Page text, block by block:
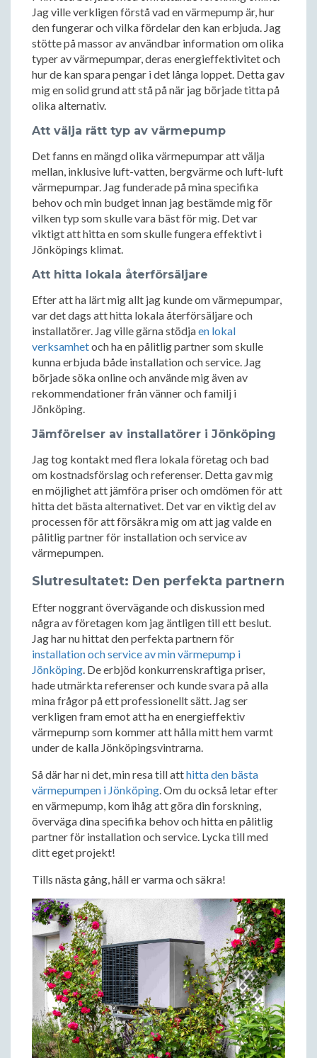
Jag ville verkligen förstå vad en värmepump är, hur
den fungerar och vilka fördelar den kan erbjuda. Jag
stötte på massor av användbar information om olika
typer av värmepumpar, deras energieffektivitet och
hur de kan spara pengar i det långa loppet. Detta gav
mig en solid grund att stå på när jag började titta på
olika alternativ.
Att välja rätt typ av värmepump
Det fanns en mängd olika värmepumpar att välja
mellan, inklusive luft-vatten, bergvärme och luft-luft
värmepumpar. Jag funderade på mina specifika
behov och min budget innan jag bestämde mig för
vilken typ som skulle vara bäst för mig. Det var
viktigt att hitta en som skulle fungera effektivt i
Jönköpings klimat.
Att hitta lokala återförsäljare
Efter att ha lärt mig allt jag kunde om värmepumpar,
var det dags att hitta lokala återförsäljare och
installatörer. Jag ville gärna stödjaen lokal
verksamhetoch ha en pålitlig partner som skulle
kunna erbjuda både installation och service. Jag
började söka online och använde mig även av
rekommendationer från vänner och familj i
Jönköping.
Jämförelser av installatörer i Jönköping
Jag tog kontakt med flera lokala företag och bad
om kostnadsförslag och referenser. Detta gav mig
en möjlighet att jämföra priser och omdömen för att
hitta det bästa alternativet. Det var en viktig del av
processen för att försäkra mig om att jag valde en
pålitlig partner för installation och service av
värmepumpen.
Slutresultatet: Den perfekta partnern
Efter noggrant övervägande och diskussion med
några av företagen kom jag äntligen till ett beslut.
Jag har nu hittat den perfekta partnern för
installation och service av min värmepump i
Jönköping. De erbjöd konkurrenskraftiga priser,
hade utmärkta referenser och kunde svara på alla
mina frågor på ett professionellt sätt. Jag ser
verkligen fram emot att ha en energieffektiv
värmepump som kommer att hålla mitt hem varmt
under de kalla Jönköpingsvintrarna.
Så där har ni det, min resa till atthitta den bästa
värmepumpen i Jönköping. Om du också letar efter
en värmepump, kom ihåg att göra din forskning,
överväga dina specifika behov och hitta en pålitlig
partner för installation och service. Lycka till med
ditt eget projekt!
Tills nästa gång, håll er varma och säkra!